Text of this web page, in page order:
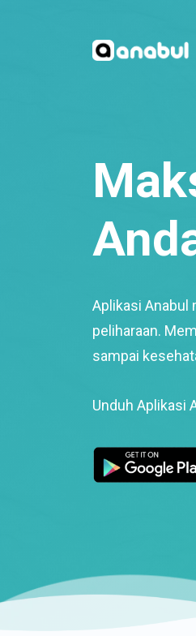
Aplikasi Anabul
peliharaan.
sampai
Unduh Aplikasi